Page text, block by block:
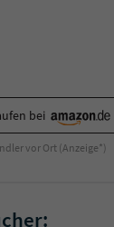
bei
vor Ort (Anzeige*)